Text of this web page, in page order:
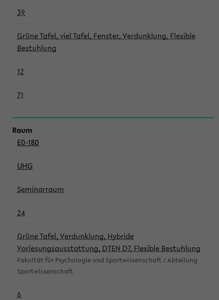
39
Grüne Tafel, viel Tafel, Fenster, Verdunklung, Flexible
Bestuhlung
12
71
E0-180
UHG
Seminarraum
24
Grüne Tafel, Verdunklung, Hybride
Vorlesungsausstattung, DTEN D7, Flexible Bestuhlung
Fakultät für Psychologie und Sportwissenschaft / Abteilung
Sportwissenschaft
6